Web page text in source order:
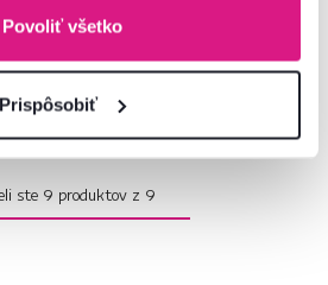
Povoliť všetko
Prispôsobiť
ste 9 produktov z 9